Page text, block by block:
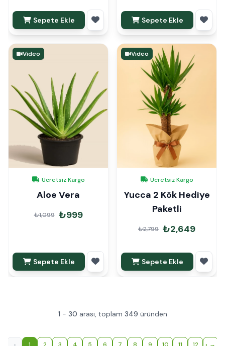
Sepete Ekle Sepete Ekle
Video
Ücretsiz Kargo
Aloe Vera
₺1,099 ₺999
Sepete Ekle
Video
Ücretsiz Kargo
Yucca 2 Kök Hediye
Paketli
₺2,799 ₺2,649
Sepete Ekle
1 - 30 arası, toplam 349 üründen